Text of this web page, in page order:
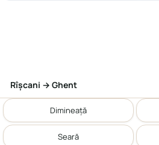
Rîşcani → Ghent
Dimineață
Seară